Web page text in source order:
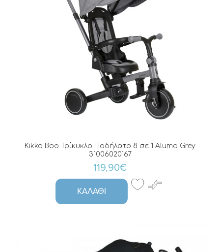
Kikka Boo Τρίκυκλο Ποδήλατο 8 σε 1 Aluma Grey
31006020167
119,90€
ΚΑΛΆΘΙ